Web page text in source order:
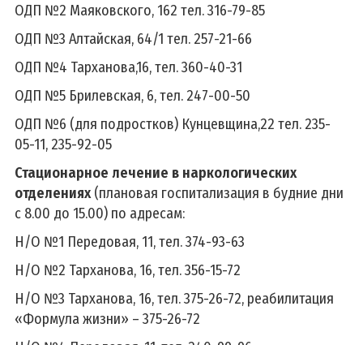
ОДП №2 Маяковского, 162 тел. 316-79-85
ОДП №3 Алтайская, 64/1 тел. 257-21-66
ОДП №4 Тарханова,16, тел. 360-40-31
ОДП №5 Брилевская, 6, тел. 247-00-50
ОДП №6 (для подростков) Кунцевщина,22 тел. 235-
05-11, 235-92-05
Стационарное лечение в наркологических
отделениях(плановая госпитализация в будние дни
с 8.00 до 15.00) по адресам:
Н/О №1 Передовая, 11, тел. 374-93-63
Н/О №2 Тарханова, 16, тел. 356-15-72
Н/О №3 Тарханова, 16, тел. 375-26-72, реабилитация
«Формула жизни» – 375-26-72